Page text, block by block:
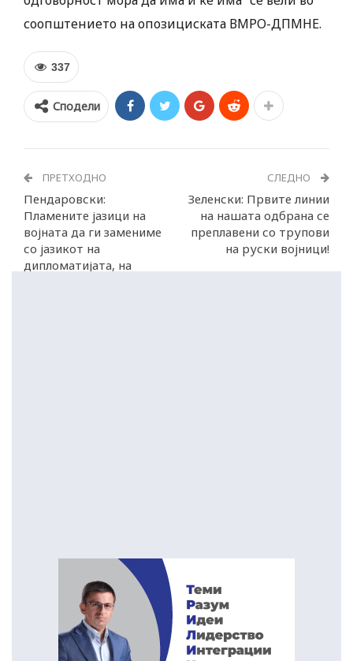
соопштението на опозициската ВМРО-ДПМНЕ.
337
Сподели
ПРЕТХОДНО
Пендаровски:
Пламените јазици на
војната да ги замениме
со јазикот на
дипломатијата, на
СЛЕДНО
Зеленски: Првите линии
на нашата одбрана се
преплавени со трупови
на руски војници!